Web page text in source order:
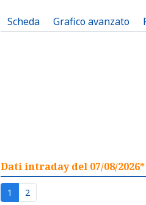
Scheda Grafico avanzato
Dati intraday del 07/08/2026*
1 2